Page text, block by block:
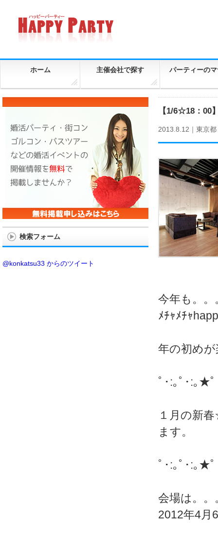
ホーム 主催会社で探す パーティーの
【1/6☆18：00
2013.8.12｜ 東京都
今年も。。
ﾒﾁｬﾒﾁｬ
年の初め
ﾟ･:｡ﾟ･:｡★
１月の新
ます。
ﾟ･:｡ﾟ･:｡★
会場は。。
2012年4月
検索フォーム
@konkatsu33 からのツイート